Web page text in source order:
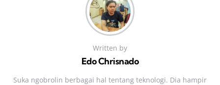
Written by
Edo Chrisnado
Suka ngobrolin berbagai hal tentang teknologi. Dia hampir